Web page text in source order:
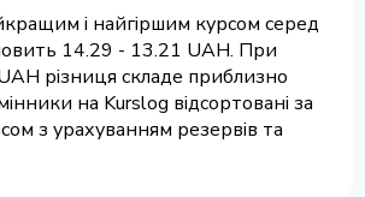
і найгіршим курсом серед
14.29 - 13.21 UAH. При
різниця складе приблизно
на Kurslog відсортовані за
з урахуванням резервів та